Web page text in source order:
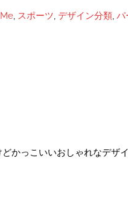
, スポーツ, デザイン分類, パ
かっこいいおしゃれなデザイ